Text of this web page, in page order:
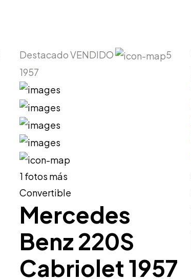
DestacadoVENDIDO
5
1957
1 fotos más
Convertible
Mercedes
Benz 220S
Cabriolet 1957